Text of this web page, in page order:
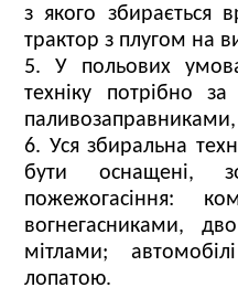
з якого збирається
трактор з плугом на
У польових
техніку потрібно
Уся збиральна
бути оснащені,
пожежогасіння:
вогнегасниками,
мітлами;
лопатою.